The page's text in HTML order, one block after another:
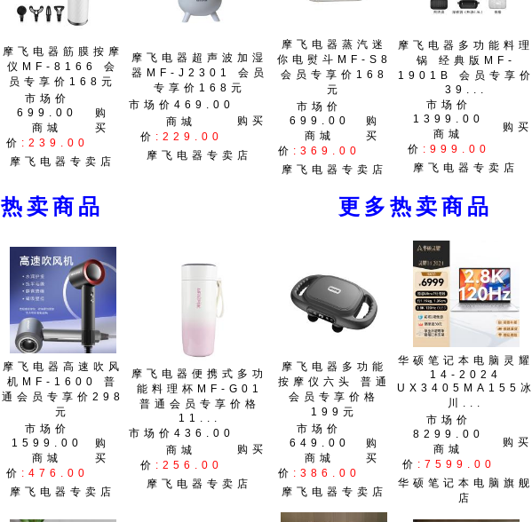
摩飞电器筋膜按摩
仪MF-8166 会
员专享价168元
市场价
699.00
购
买
商城
价 :239.00
摩飞电器专卖店
摩飞电器超声波加湿
器MF-J2301 会员
专享价168元
市场价469.00
购买
商城
价 :229.00
摩飞电器专卖店
摩飞电器蒸汽迷
你电熨斗MF-S8
会员专享价168
元
市场价
699.00
购
买
商城
价 :369.00
摩飞电器专卖店
摩飞电器多功能料理
锅 经典版MF-
1901B 会员专享价
39...
市场价
1399.00
购买
商城
价 :999.00
摩飞电器专卖店
热卖商品 更多热卖商品
摩飞电器高速吹风
机MF-1600 普
通会员专享价298
元
市场价
1599.00
购
买
商城
价 :476.00
摩飞电器专卖店
摩飞电器便携式多功
能料理杯MF-G01
普通会员专享价格
11...
市场价436.00
购买
商城
价 :256.00
摩飞电器专卖店
摩飞电器多功能
按摩仪六头 普通
会员专享价格
199元
市场价
649.00
购
买
商城
价 :386.00
摩飞电器专卖店
华硕笔记本电脑灵耀
14-2024
UX3405MA155冰
川...
市场价
8299.00
购买
商城
价 :7599.00
华硕笔记本电脑旗舰
店